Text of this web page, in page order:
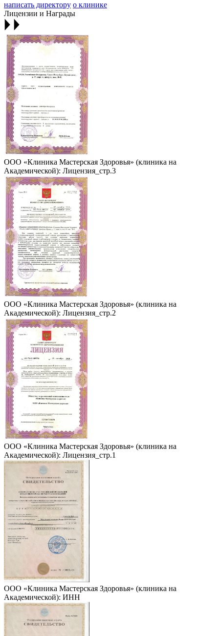
написать директору о клинике
Лицензии и Награды
ООО «Клиника Мастерская Здоровья» (клиника на
Академической): Лицензия_стр.3
ООО «Клиника Мастерская Здоровья» (клиника на
Академической): Лицензия_стр.2
ООО «Клиника Мастерская Здоровья» (клиника на
Академической): Лицензия_стр.1
ООО «Клиника Мастерская Здоровья» (клиника на
Академической): ИНН